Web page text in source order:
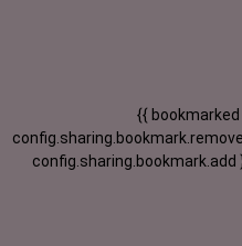
{{ bookmarked
config.sharing.bookmark.add